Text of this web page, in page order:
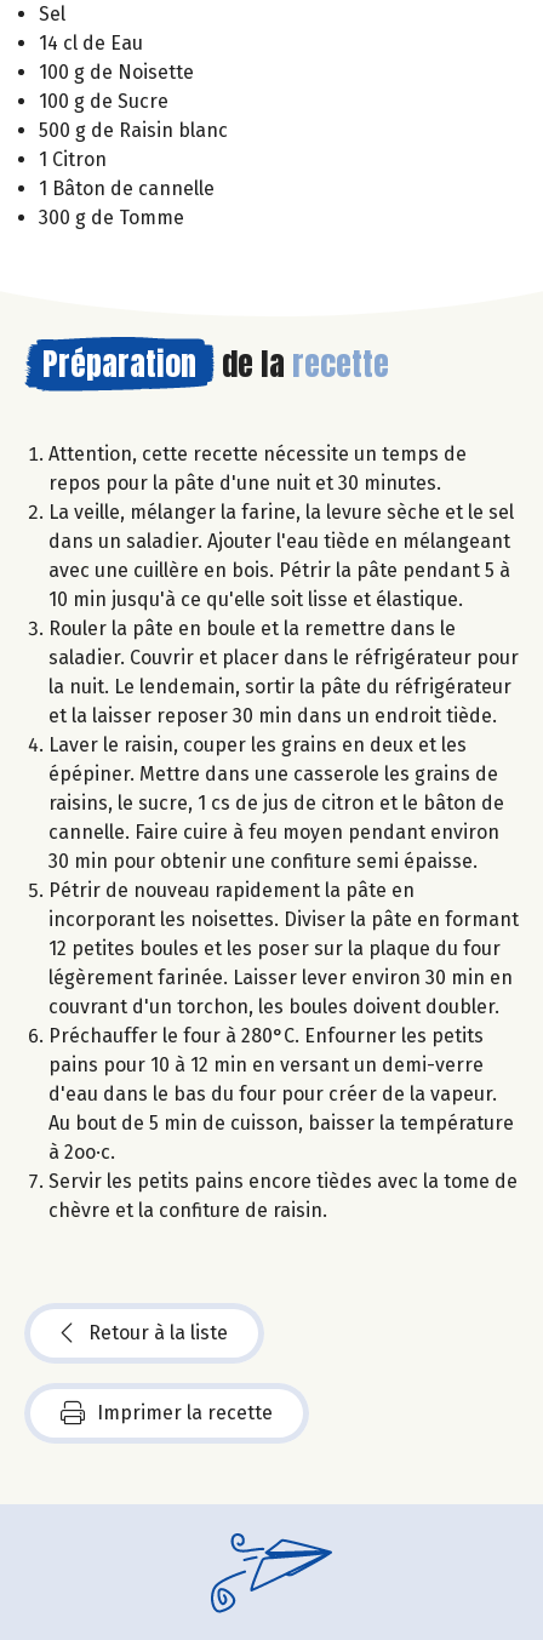
Sel
14 cl de Eau
100 g de Noisette
100 g de Sucre
500 g de Raisin blanc
1 Citron
1 Bâton de cannelle
300 g de Tomme
Préparation de la recette
Attention, cette recette nécessite un temps de
repos pour la pâte d'une nuit et 30 minutes.
La veille, mélanger la farine, la levure sèche et le sel
dans un saladier. Ajouter l'eau tiède en mélangeant
avec une cuillère en bois. Pétrir la pâte pendant 5 à
10 min jusqu'à ce qu'elle soit lisse et élastique.
Rouler la pâte en boule et la remettre dans le
saladier. Couvrir et placer dans le réfrigérateur pour
la nuit. Le lendemain, sortir la pâte du réfrigérateur
et la laisser reposer 30 min dans un endroit tiède.
Laver le raisin, couper les grains en deux et les
épépiner. Mettre dans une casserole les grains de
raisins, le sucre, 1 cs de jus de citron et le bâton de
cannelle. Faire cuire à feu moyen pendant environ
30 min pour obtenir une confiture semi épaisse.
Pétrir de nouveau rapidement la pâte en
incorporant les noisettes. Diviser la pâte en formant
12 petites boules et les poser sur la plaque du four
légèrement farinée. Laisser lever environ 30 min en
couvrant d'un torchon, les boules doivent doubler.
Préchauffer le four à 280°C. Enfourner les petits
pains pour 10 à 12 min en versant un demi-verre
d'eau dans le bas du four pour créer de la vapeur.
Au bout de 5 min de cuisson, baisser la température
à 2oo·c.
Servir les petits pains encore tièdes avec la tome de
chèvre et la confiture de raisin.
Retour à la liste
Imprimer la recette